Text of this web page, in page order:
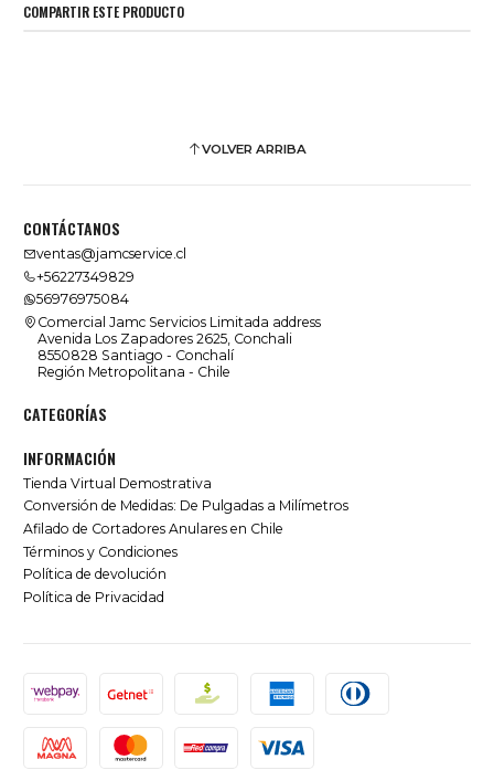
COMPARTIR ESTE PRODUCTO
VOLVER ARRIBA
CONTÁCTANOS
ventas@jamcservice.cl
+56227349829
56976975084
Comercial Jamc Servicios Limitada address
Avenida Los Zapadores 2625, Conchali
8550828 Santiago - Conchalí
Región Metropolitana - Chile
CATEGORÍAS
INFORMACIÓN
Tienda Virtual Demostrativa
Conversión de Medidas: De Pulgadas a Milímetros
Afilado de Cortadores Anulares en Chile
Términos y Condiciones
Política de devolución
Política de Privacidad